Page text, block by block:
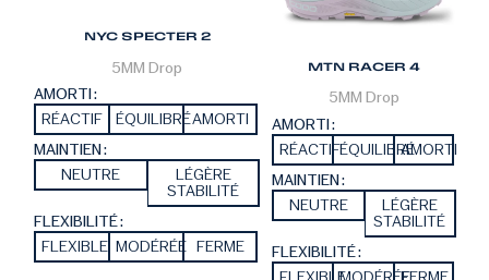
NYC SPECTER 2
5MM Drop
AMORTI :
RÉACTIF
ÉQUILIBRÉAMORTI
MAINTIEN :
NEUTRE
LÉGÈRE
STABILITÉ
FLEXIBILITÉ :
FLEXIBLE MODÉRÉE FERME
MTN RACER 4
5MM Drop
AMORTI :
RÉACTIFÉQUILIBRÉAMORTI
MAINTIEN :
NEUTRE
LÉGÈRE
STABILITÉ
FLEXIBILITÉ :